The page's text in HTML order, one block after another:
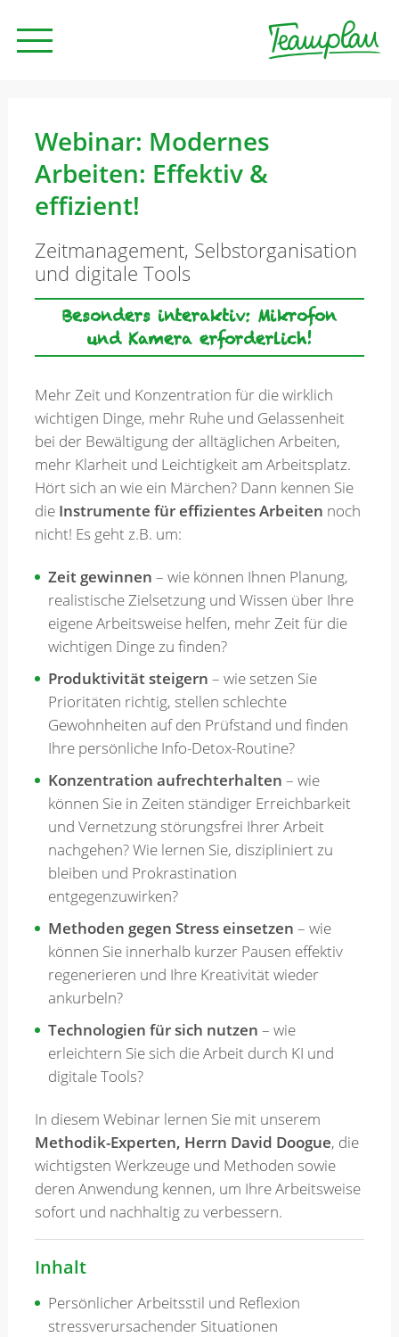
Beratung
Unternehmen
Merkzettel
Newsletter
Webinar: Modernes
Arbeiten: Effektiv &
effizient!
Zeitmanagement, Selbstorganisation
und digitale Tools
Besonders interaktiv: Mikrofon
und Kamera erforderlich!
Mehr Zeit und Konzentration für die wirklich
wichtigen Dinge, mehr Ruhe und Gelassenheit
bei der Bewältigung der alltäglichen Arbeiten,
mehr Klarheit und Leichtigkeit am Arbeitsplatz.
Hört sich an wie ein Märchen? Dann kennen Sie
die Instrumente für effizientes Arbeiten noch
nicht! Es geht z.B. um:
Zeit gewinnen – wie können Ihnen Planung,
realistische Zielsetzung und Wissen über Ihre
eigene Arbeitsweise helfen, mehr Zeit für die
wichtigen Dinge zu finden?
Produktivität steigern – wie setzen Sie
Prioritäten richtig, stellen schlechte
Gewohnheiten auf den Prüfstand und finden
Ihre persönliche Info-Detox-Routine?
Konzentration aufrechterhalten – wie
können Sie in Zeiten ständiger Erreichbarkeit
und Vernetzung störungsfrei Ihrer Arbeit
nachgehen? Wie lernen Sie, diszipliniert zu
bleiben und Prokrastination
entgegenzuwirken?
Methoden gegen Stress einsetzen – wie
können Sie innerhalb kurzer Pausen effektiv
regenerieren und Ihre Kreativität wieder
ankurbeln?
Technologien für sich nutzen – wie
erleichtern Sie sich die Arbeit durch KI und
digitale Tools?
In diesem Webinar lernen Sie mit unserem
Methodik-Experten, Herrn David Doogue, die
wichtigsten Werkzeuge und Methoden sowie
deren Anwendung kennen, um Ihre Arbeitsweise
sofort und nachhaltig zu verbessern.
Inhalt
Persönlicher Arbeitsstil und Reflexion
stressverursachender Situationen